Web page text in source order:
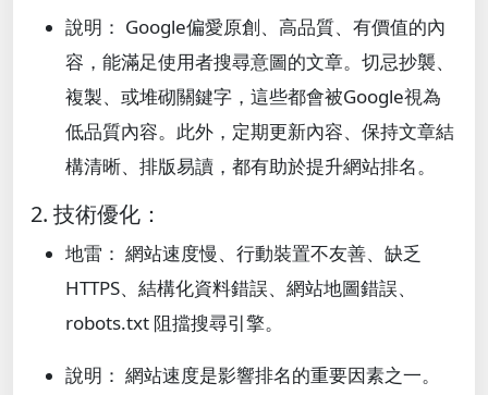
說明： Google偏愛原創、高品質、有價值的內
容，能滿足使用者搜尋意圖的文章。切忌抄襲、
複製、或堆砌關鍵字，這些都會被Google視為
低品質內容。此外，定期更新內容、保持文章結
構清晰、排版易讀，都有助於提升網站排名。
2. 技術優化：
地雷： 網站速度慢、行動裝置不友善、缺乏
HTTPS、結構化資料錯誤、網站地圖錯誤、
robots.txt 阻擋搜尋引擎。
說明： 網站速度是影響排名的重要因素之一。